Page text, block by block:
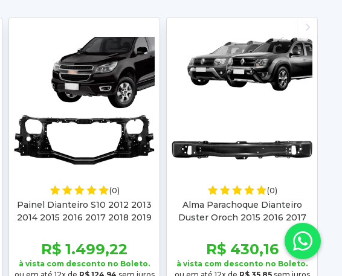
(0)
Painel Dianteiro S10 2012 2013
2014 2015 2016 2017 2018 2019
2018
R$ 1.499,22
à vista com desconto no Boleto.
(0)
Alma Parachoque Dianteiro
Duster Oroch 2015 2016 2017
2018 Sandero Logan 2014 2015
2016 2017 2018
R$ 430,16
à vista com desconto no Boleto.